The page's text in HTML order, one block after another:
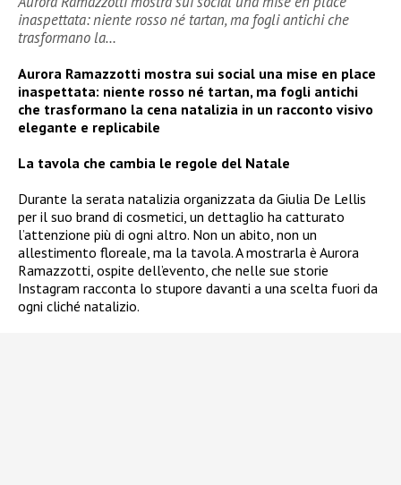
inaspettata: niente rosso né tartan, ma fogli antichi che
trasformano la…
Aurora Ramazzotti mostra sui social una mise en place
inaspettata: niente rosso né tartan, ma fogli antichi
che trasformano la cena natalizia in un racconto visivo
elegante e replicabile
La tavola che cambia le regole del Natale
Durante la serata natalizia organizzata da Giulia De Lellis
per il suo brand di cosmetici, un dettaglio ha catturato
l’attenzione più di ogni altro. Non un abito, non un
allestimento floreale, ma la tavola. A mostrarla è Aurora
Ramazzotti, ospite dell’evento, che nelle sue storie
Instagram racconta lo stupore davanti a una scelta fuori da
ogni cliché natalizio.